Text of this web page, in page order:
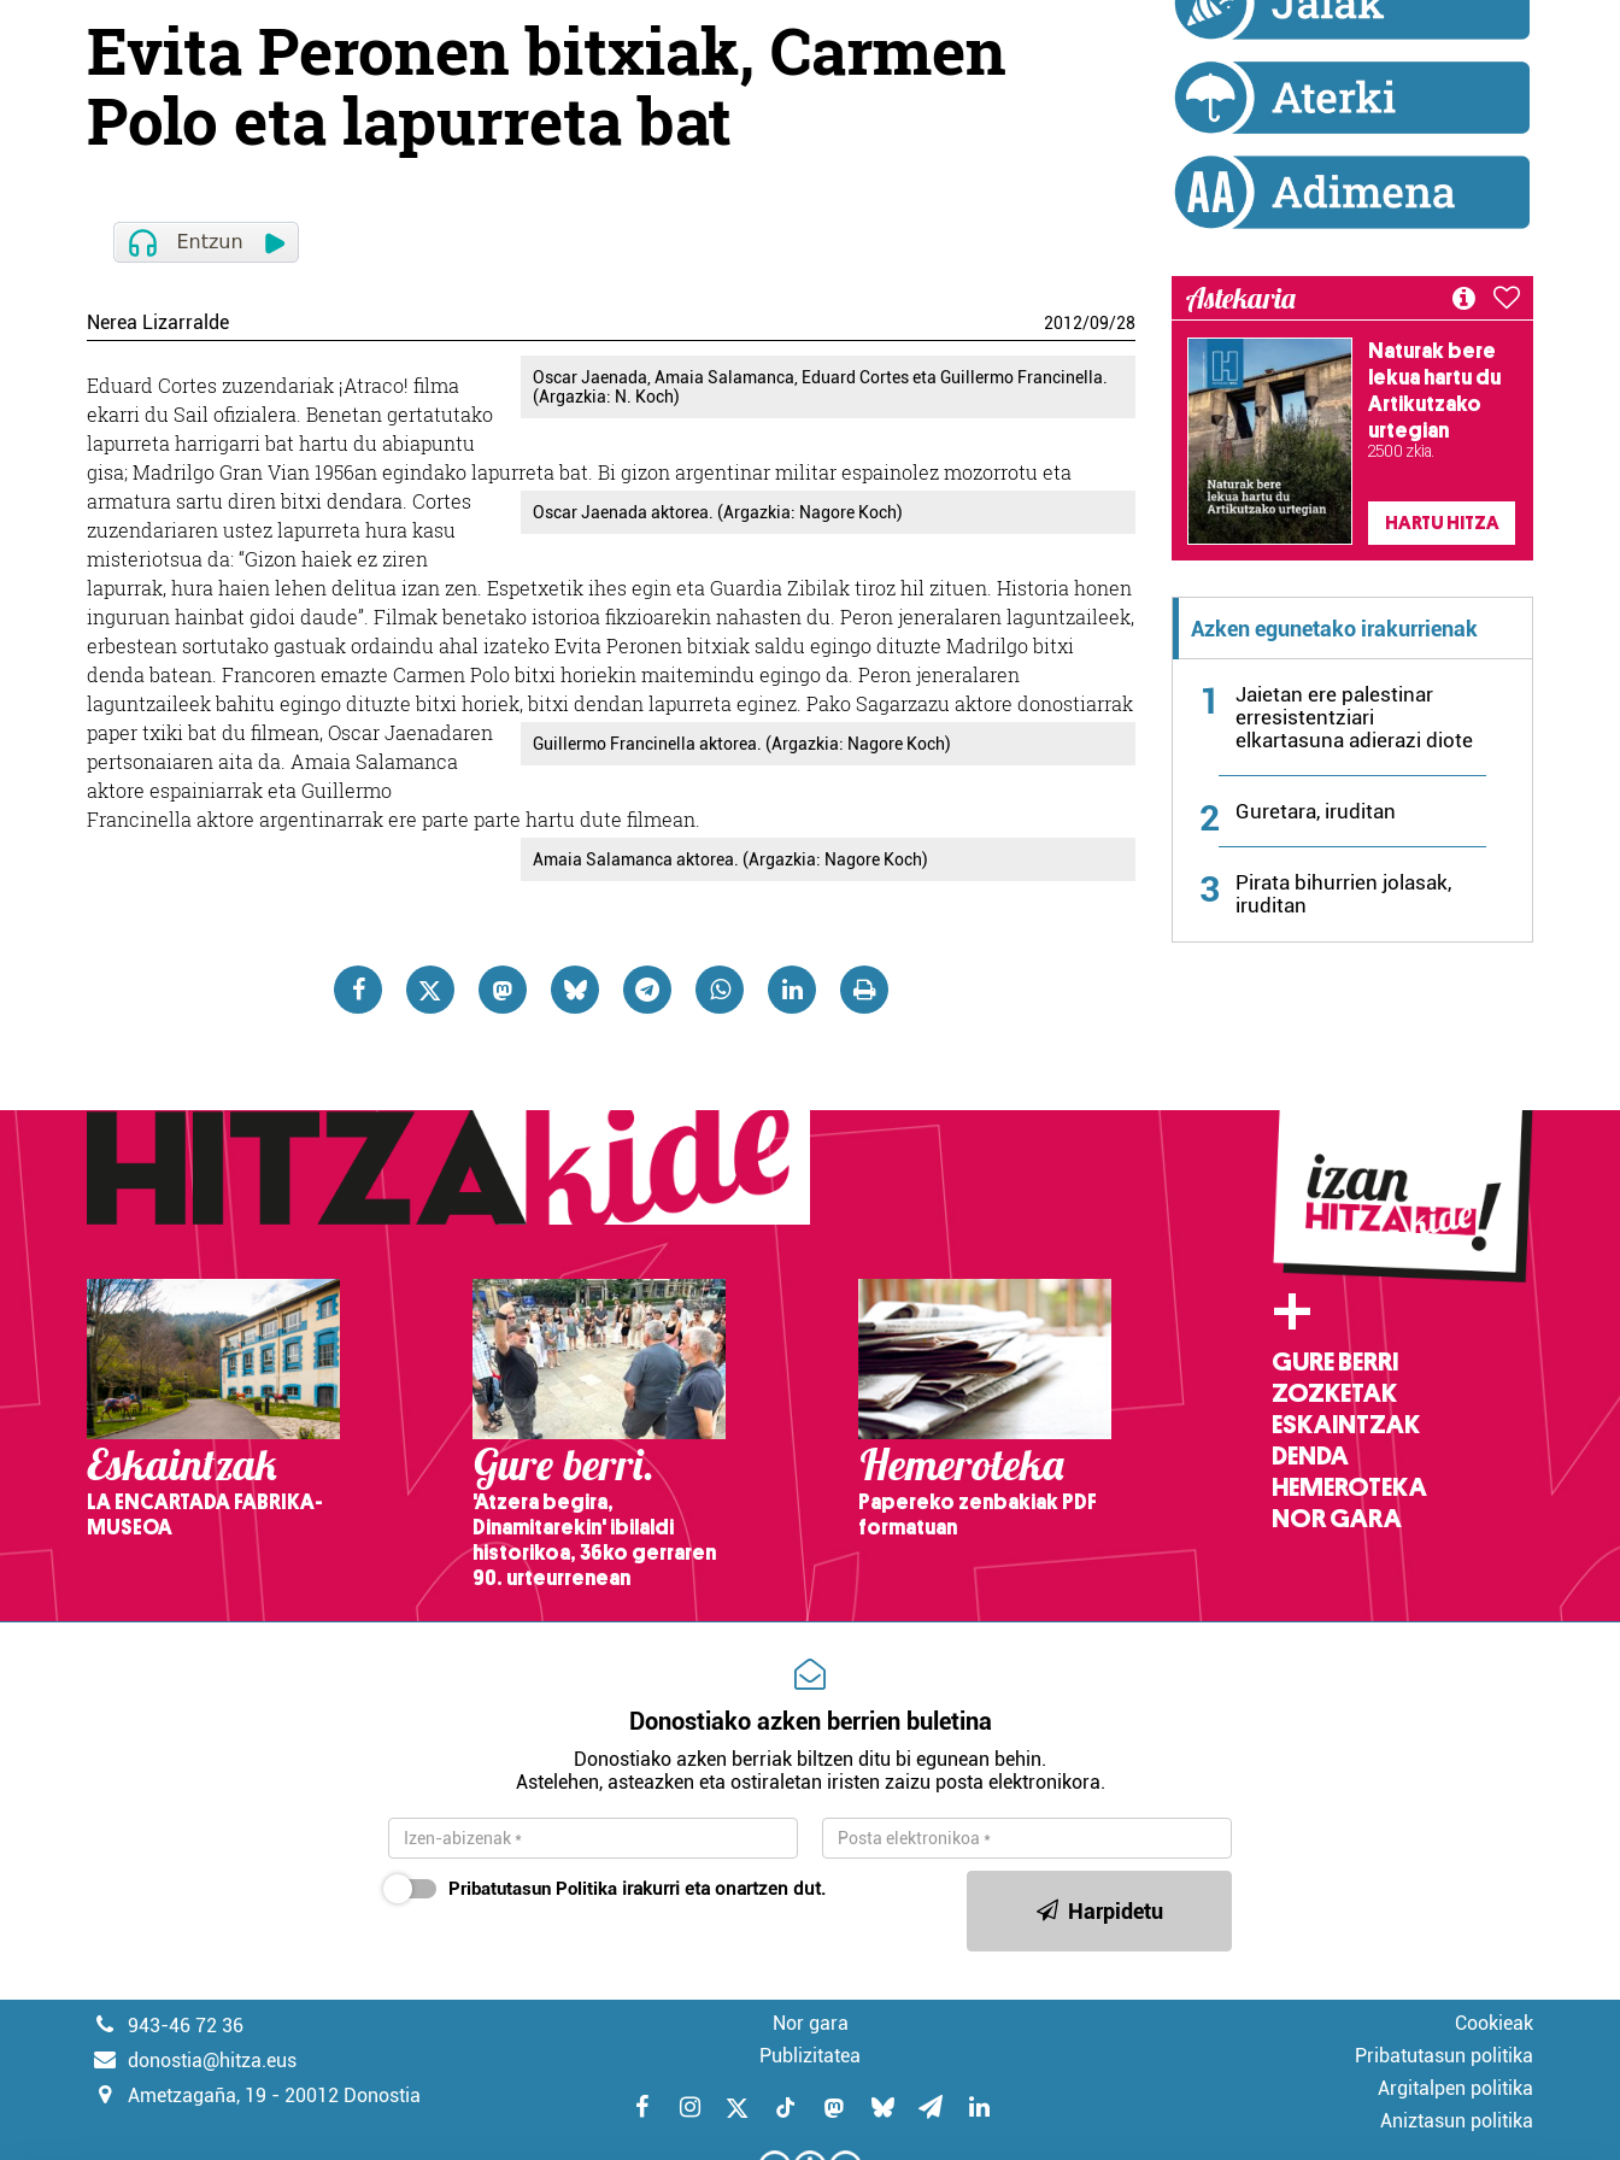
Evita Peronen bitxiak, Carmen
Polo eta lapurreta bat
Nerea Lizarralde 2012/09/28
Oscar Jaenada, Amaia Salamanca, Eduard Cortes eta Guillermo Francinella.
(Argazkia: N. Koch)
Eduard Cortes zuzendariak ¡Atraco! filma
ekarri du Sail ofizialera. Benetan gertatutako
lapurreta harrigarri bat hartu du abiapuntu
gisa; Madrilgo Gran Vian 1956an egindako lapurreta bat.
Oscar Jaenada aktorea. (Argazkia: Nagore Koch)
Bi gizon argentinar militar espainolez mozorrotu eta
armatura sartu diren bitxi dendara. Cortes
zuzendariaren ustez lapurreta hura kasu
misteriotsua da: “Gizon haiek ez ziren
lapurrak, hura haien lehen delitua izan zen. Espetxetik ihes egin eta Guardia Zibilak tiroz hil zituen. Historia honen
inguruan hainbat gidoi daude”. Filmak benetako istorioa fikzioarekin nahasten du. Peron jeneralaren laguntzaileek,
erbestean sortutako gastuak ordaindu ahal izateko Evita Peronen bitxiak saldu egingo dituzte Madrilgo bitxi
denda batean. Francoren emazte Carmen Polo bitxi horiekin maitemindu egingo da. Peron jeneralaren
laguntzaileek bahitu egingo dituzte bitxi horiek, bitxi dendan lapurreta eginez.
Guillermo Francinella aktorea. (Argazkia: Nagore Koch)
Pako Sagarzazu aktore donostiarrak
paper txiki bat du filmean, Oscar Jaenadaren
pertsonaiaren aita da. Amaia Salamanca
aktore espainiarrak eta Guillermo
Francinella aktore argentinarrak ere parte parte hartu dute filmean.
Amaia Salamanca aktorea. (Argazkia: Nagore Koch)
Astekaria
Naturak bere
lekua hartu du
Artikutzako
urtegian
2.500 zkia.
HARTU HITZA
Azken egunetako irakurrienak
1
Jaietan ere palestinar
erresistentziari
elkartasuna adierazi diote
2 Guretara, iruditan
3
Pirata bihurrien jolasak,
iruditan
Eskaintzak
LA ENCARTADA FABRIKA-
MUSEOA
Gure berri.
'Atzera begira,
Dinamitarekin' ibilaldi
historikoa, 36ko gerraren
90. urteurrenean
Hemeroteka
Papereko zenbakiak PDF
formatuan
+
GURE BERRI
ZOZKETAK
ESKAINTZAK
DENDA
HEMEROTEKA
NOR GARA
Donostiako azken berrien buletina
Donostiako azken berriak biltzen ditu bi egunean behin.
Astelehen, asteazken eta ostiraletan iristen zaizu posta elektronikora.
Pribatutasun Politika irakurri eta onartzen dut.
Harpidetu
943-46 72 36
donostia@hitza.eus
Ametzagaña, 19 - 20012 Donostia
Nor gara
Publizitatea
Cookieak
Pribatutasun politika
Argitalpen politika
Aniztasun politika